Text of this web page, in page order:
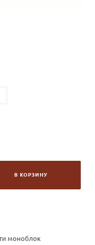
В КОРЗИНУ
моноблок